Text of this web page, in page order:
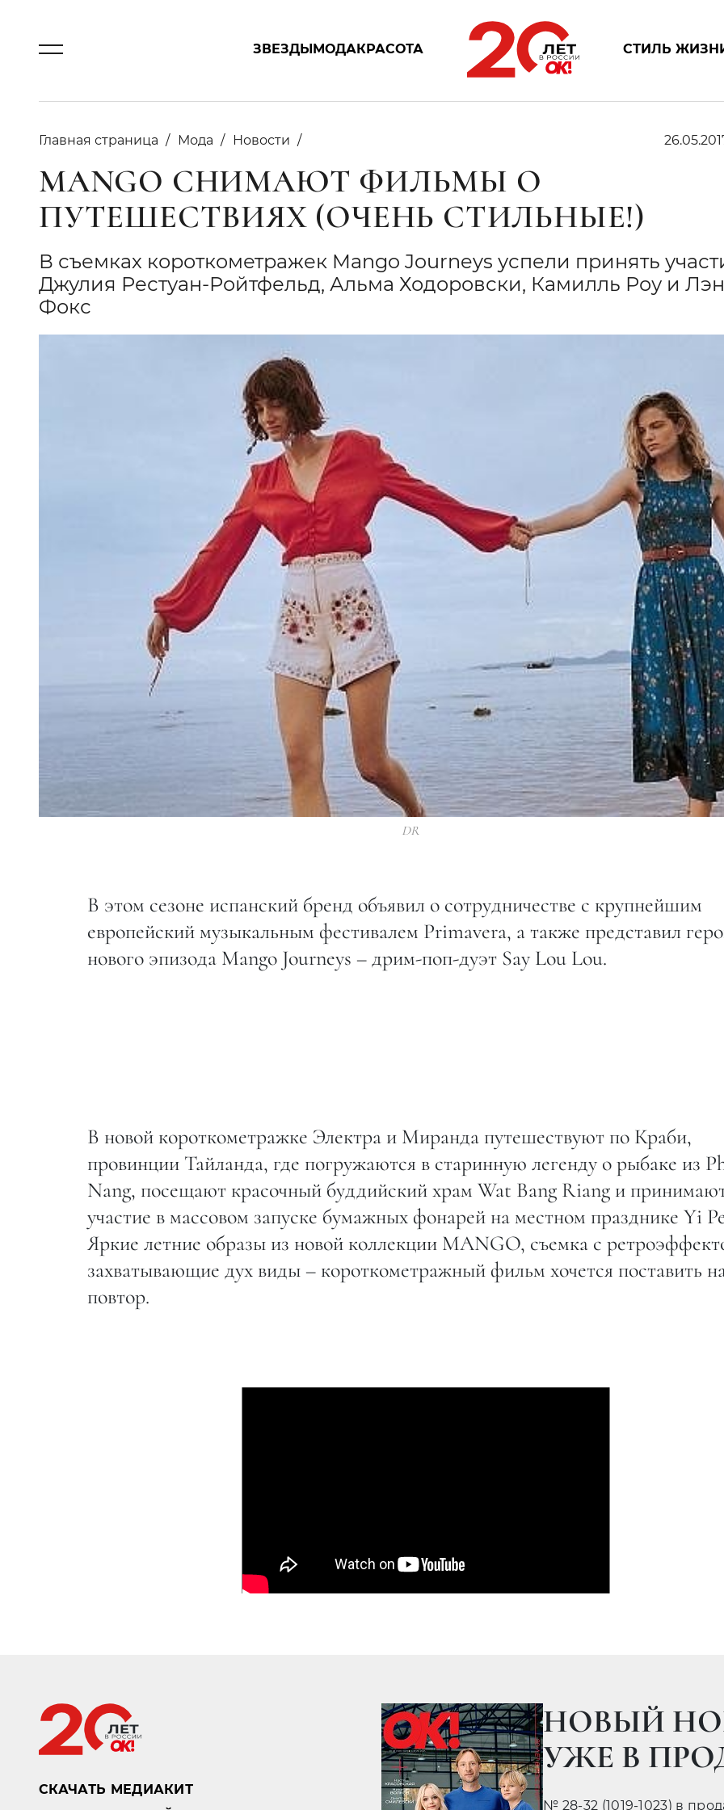
ЗВЕЗДЫМОДАКРАСОТА СТИЛЬ
Главная страница Мода Новости
MANGO СНИМАЮТ ФИЛЬМЫ О
ПУТЕШЕСТВИЯХ (ОЧЕНЬ СТИЛЬНЫЕ!)
В съемках короткометражек Mango Journeys успели принять
Джулия Рестуан-Ройтфельд, Альма Ходоровски, Камилль Роу и
Фокс
DR
В этом сезоне испанский бренд объявил о сотрудничестве с крупнейшим
европейский музыкальным фестивалем Primavera, а также представил
нового эпизода Mango Journeys – дрим-поп-дуэт Say Lou Lou.
В новой короткометражке Электра и Миранда путешествуют по Краби,
провинции Тайланда, где погружаются в старинную легенду о рыбаке из
Nang, посещают красочный буддийский храм Wat Bang Riang и
участие в массовом запуске бумажных фонарей на местном празднике Yi
Яркие летние образы из новой коллекции MANGO, съемка с
захватывающие дух виды – короткометражный фильм хочется поставить
повтор.
СКАЧАТЬ МЕДИАКИТ
НОВЫЙ
УЖЕ В
№ 28-32 (1019-1023) в